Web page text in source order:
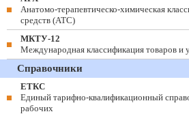
Анатомо-терапевтическо-химическая
средств (ATC)
МКТУ-12
Международная классификация товаров и
Справочники
ЕТКС
Единый тарифно-квалификационный
рабочих